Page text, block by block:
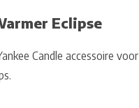
Eclipse
Candle accessoire voor